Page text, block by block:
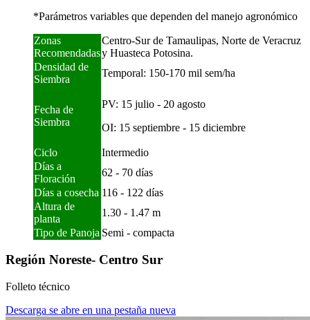
*Parámetros variables que dependen del manejo agronómico
Zonas
Recomendadas
Centro-Sur de Tamaulipas, Norte de Veracruz
y Huasteca Potosina.
Densidad de
Siembra
Temporal: 150-170 mil sem/ha
Fecha de
Siembra
PV: 15 julio - 20 agosto
OI: 15 septiembre - 15 diciembre
Ciclo
Intermedio
Días a
Floración
62 - 70 días
Días a cosecha 116 - 122 días
Altura de
planta
1.30 - 1.47 m
Tipo de Panoja Semi - compacta
Región Noreste- Centro Sur
Folleto técnico
Descarga se abre en una pestaña nueva